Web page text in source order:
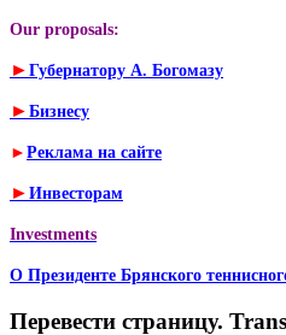
Our proposals:
► Губернатору А. Богомазу
► Бизнесу
► Реклама на сайте
► Инвесторам
Investments
О Президенте Брянского
Перевести страницу.